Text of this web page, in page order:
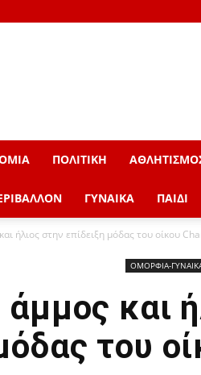
ΠΟΛΙΤΙΚΗ
ΓΥΝΑΙΚΑ ΠΑΙΔΙ
ήλιος στην επίδειξη μόδας του οίκου
ΟΜΟΡΦΙΑ-
και
του